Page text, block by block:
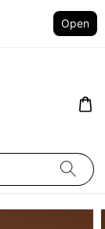
Open